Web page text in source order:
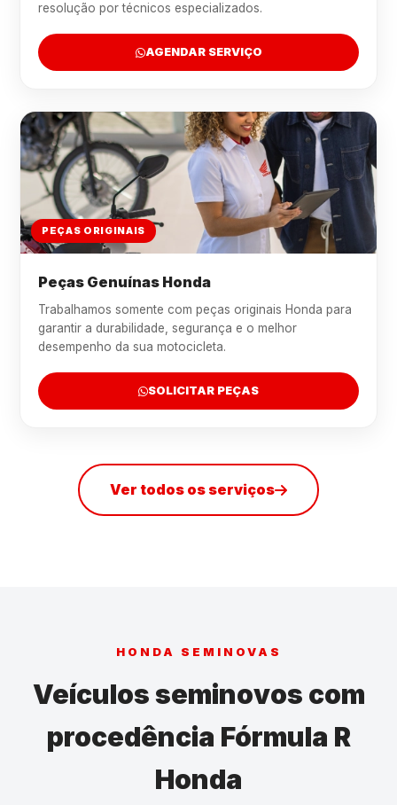
resolução por técnicos especializados.
AGENDAR SERVIÇO
PEÇAS ORIGINAIS
Peças Genuínas Honda
Trabalhamos somente com peças originais Honda para
garantir a durabilidade, segurança e o melhor
desempenho da sua motocicleta.
SOLICITAR PEÇAS
Ver todos os serviços
HONDA SEMINOVAS
Veículos seminovos com
procedência Fórmula R
Honda